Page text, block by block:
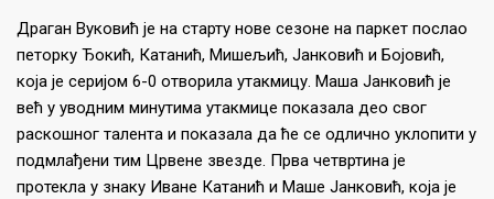
Драган Вуковић је на старту нове сезоне на паркет послао
петорку Ђокић, Катанић, Мишељић, Јанковић и Бојовић,
која је серијом 6-0 отворила утакмицу. Маша Јанковић је
већ у уводним минутима утакмице показала део свог
раскошног талента и показала да ће се одлично уклопити у
подмлађени тим Црвене звезде. Прва четвртина је
протекла у знаку Иване Катанић и Маше Јанковић, која је